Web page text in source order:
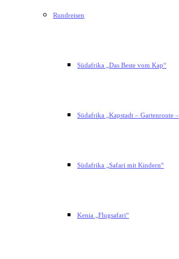
Rundreisen
Südafrika „Das Beste vom Kap“
Südafrika „Kapstadt – Gartenroute
Südafrika „Safari mit Kindern“
Kenia „Flugsafari“